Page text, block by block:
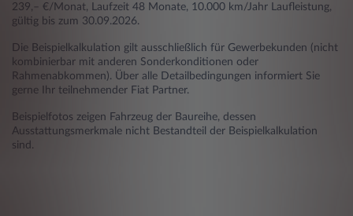
239,– €/Monat, Laufzeit 48 Monate, 10.000 km/Jahr Laufleistung,
gültig bis zum 30.09.2026.
Die Beispielkalkulation gilt ausschließlich für Gewerbekunden (nicht
kombinierbar mit anderen Sonderkonditionen oder
Rahmenabkommen). Über alle Detailbedingungen informiert Sie
gerne Ihr teilnehmender Fiat Partner.
Beispielfotos zeigen Fahrzeug der Baureihe, dessen
Ausstattungsmerkmale nicht Bestandteil der Beispielkalkulation
sind.